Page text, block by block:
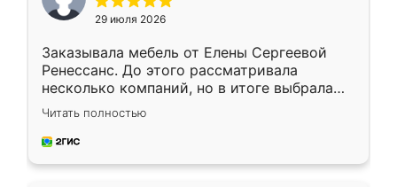
29 июля 2026
Заказывала мебель от Елены Сергеевой
Ренессанс. До этого рассматривала
несколько компаний, но в итоге выбрала
эту. Сначала обговорили условия, потом
приехал замерщик, всё спокойно объяснил
и снял размеры. Изготовили в срок, с
Читать полностью